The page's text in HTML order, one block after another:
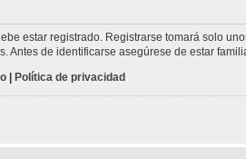
estar registrado. Registrarse tomará solo
Antes de identificarse asegúrese de estar
| Política de privacidad